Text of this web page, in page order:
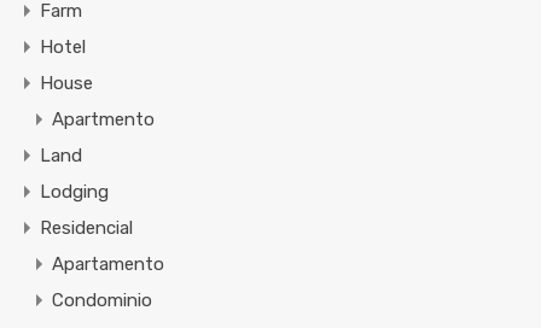
Farm
Hotel
House
Apartmento
Land
Lodging
Residencial
Apartamento
Condominio